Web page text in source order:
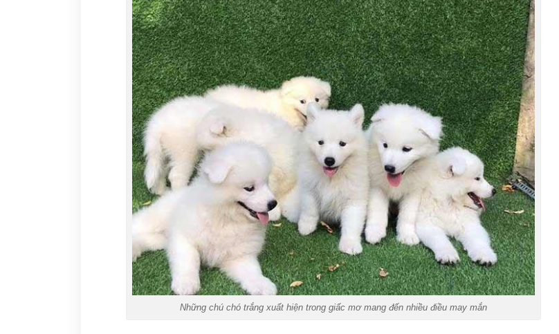
Những chú chó trắng xuất hiện trong giấc mơ mang đến nhiều điều may mắn